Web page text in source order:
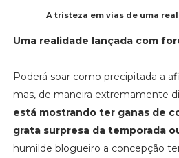
A tristeza em vias de uma
Uma realidade lançada com
Poderá soar como precipitada a
mas, de maneira extremamente
está mostrando ter ganas de
grata surpresa da temporada
humilde blogueiro a concepção